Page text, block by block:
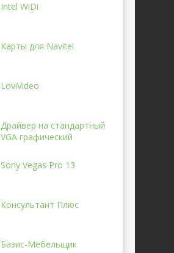
Intel WiDi
Карты для Navitel
LoviVideo
Драйвер на стандартный
VGA графический
Sony Vegas Pro 13
Консультант Плюс
Базис-Мебельщик